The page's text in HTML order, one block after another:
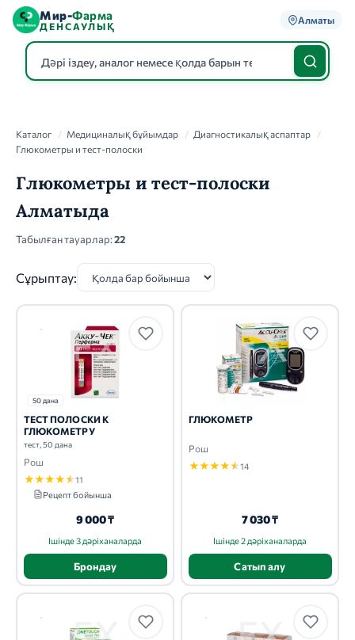
Мир-Фарма
ДЕНСАУЛЫҚ
Алматы
Каталог / Медициналық бұйымдар / Диагностикалық аспаптар
/
Глюкометры и тест-полоски
Глюкометры и тест-полоски
Алматыда
Табылған тауарлар:22
Сұрыптау:
50 дана
ТЕСТ ПОЛОСКИ К
ГЛЮКОМЕТРУ
тест, 50 дана
Рош
★★★★★11
Рецепт бойынша
9 000 ₸
Ішінде 3 дәріханаларда
Брондау
ГЛЮКОМЕТР
Рош
★★★★★14
7 030 ₸
Ішінде 2 дәріханаларда
Сатып алу